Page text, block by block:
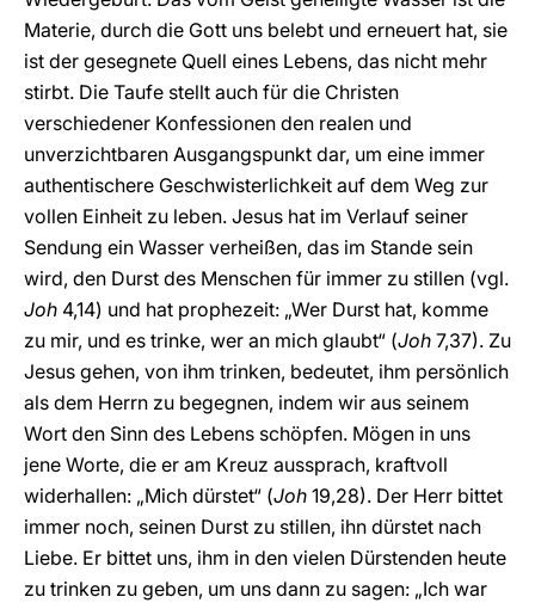
Materie, durch die Gott uns belebt und erneuert hat, sie
ist der gesegnete Quell eines Lebens, das nicht mehr
stirbt. Die Taufe stellt auch für die Christen
verschiedener Konfessionen den realen und
unverzichtbaren Ausgangspunkt dar, um eine immer
authentischere Geschwisterlichkeit auf dem Weg zur
vollen Einheit zu leben. Jesus hat im Verlauf seiner
Sendung ein Wasser verheißen, das im Stande sein
wird, den Durst des Menschen für immer zu stillen (vgl.
Joh 4,14) und hat prophezeit: „Wer Durst hat, komme
zu mir, und es trinke, wer an mich glaubt“ (Joh 7,37). Zu
Jesus gehen, von ihm trinken, bedeutet, ihm persönlich
als dem Herrn zu begegnen, indem wir aus seinem
Wort den Sinn des Lebens schöpfen. Mögen in uns
jene Worte, die er am Kreuz aussprach, kraftvoll
widerhallen: „Mich dürstet“ (Joh 19,28). Der Herr bittet
immer noch, seinen Durst zu stillen, ihn dürstet nach
Liebe. Er bittet uns, ihm in den vielen Dürstenden heute
zu trinken zu geben, um uns dann zu sagen: „Ich war